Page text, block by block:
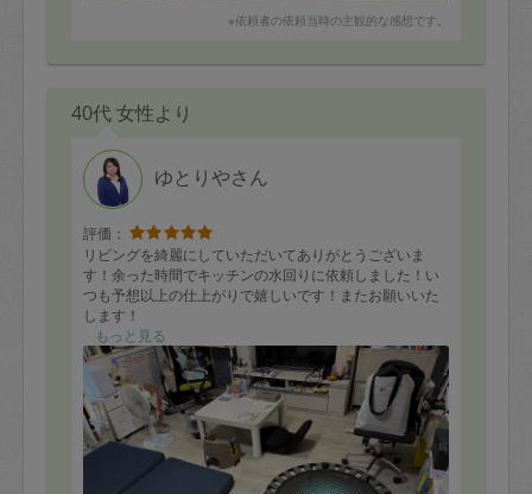
※依頼者の依頼当時の主観的な感想です。
40代 女性より
ゆとりやさん
評価：
リビングを綺麗にしていただいてありがとうございま
す！余った時間でキッチンの水回りに依頼しました！い
つも予想以上の仕上がりで嬉しいです！またお願いいた
します！
もっと見る